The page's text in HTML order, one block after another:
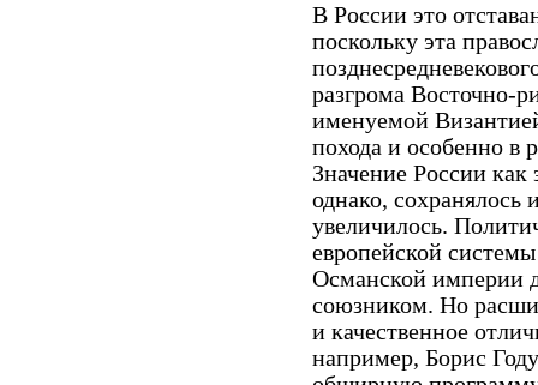
В России это
поскольку эта
разгрома Восточно-
именуемой
похода и особенно в
Значение России как
однако, сохранялось
увеличилось.
европейской
Османской империи
союзником. Но
и качественное
например, Борис